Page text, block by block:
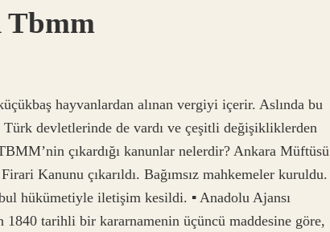
Tbmm
hayvanlardan alınan vergiyi içerir. Aslında bu
devletlerinde de vardı ve çeşitli değişikliklerden
çıkardığı kanunlar nelerdir? Ankara Müftüsü
Kanunu çıkarıldı. Bağımsız mahkemeler kuruldu.
hükümetiyle iletişim kesildi. ▪ Anadolu Ajansı
tarihli bir kararnamenin üçüncü maddesine göre,